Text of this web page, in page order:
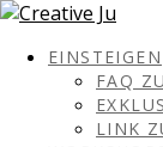
EINSTEIGEN
FAQ
LINK